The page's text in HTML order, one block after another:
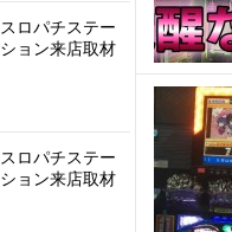
スロパチステー
ション来店取材
スロパチステー
ション来店取材